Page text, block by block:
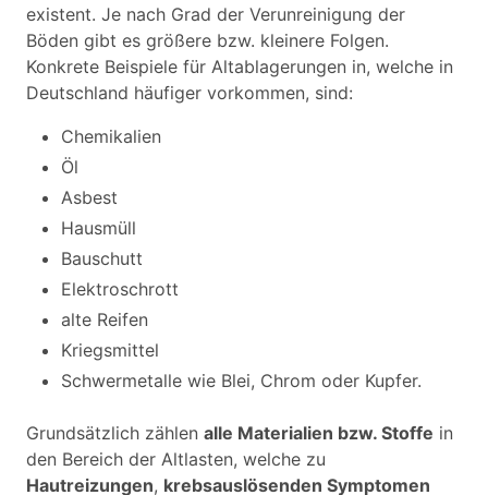
existent. Je nach Grad der Verunreinigung der
Böden gibt es größere bzw. kleinere Folgen.
Konkrete Beispiele für Altablagerungen in, welche in
Deutschland häufiger vorkommen, sind:
Chemikalien
Öl
Asbest
Hausmüll
Bauschutt
Elektroschrott
alte Reifen
Kriegsmittel
Schwermetalle wie Blei, Chrom oder Kupfer.
Grundsätzlich zählen alle Materialien bzw. Stoffe in
den Bereich der Altlasten, welche zu
Hautreizungen, krebsauslösenden Symptomen